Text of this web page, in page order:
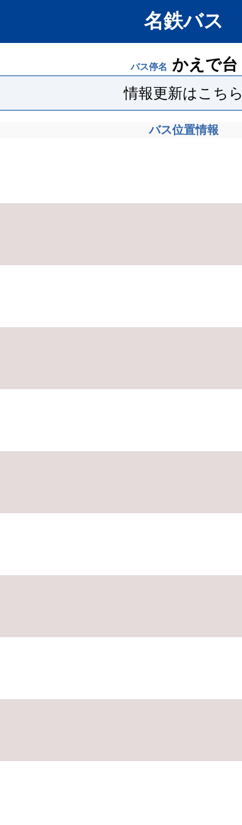
名鉄バス
バス停名 かえで台
情報更新はこちら
バス位置情報